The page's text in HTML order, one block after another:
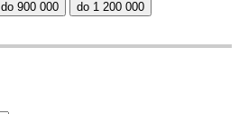
do 900 000
do 1 200 000